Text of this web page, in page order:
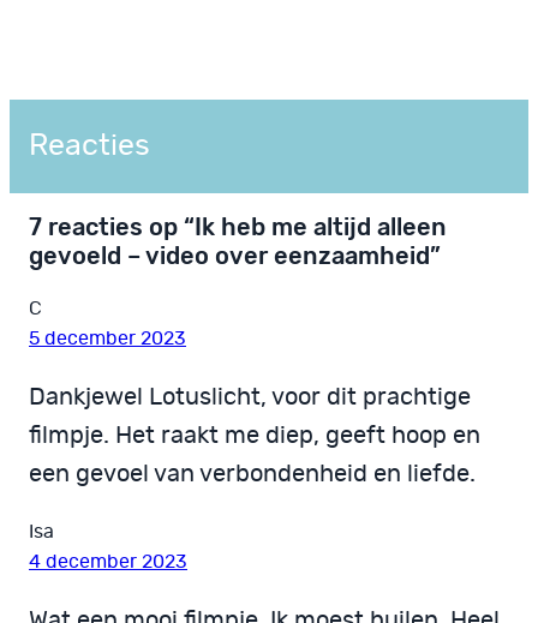
Reacties
7 reacties op “Ik heb me altijd alleen
gevoeld – video over eenzaamheid”
C
5 december 2023
Dankjewel Lotuslicht, voor dit prachtige
filmpje. Het raakt me diep, geeft hoop en
een gevoel van verbondenheid en liefde.
Isa
4 december 2023